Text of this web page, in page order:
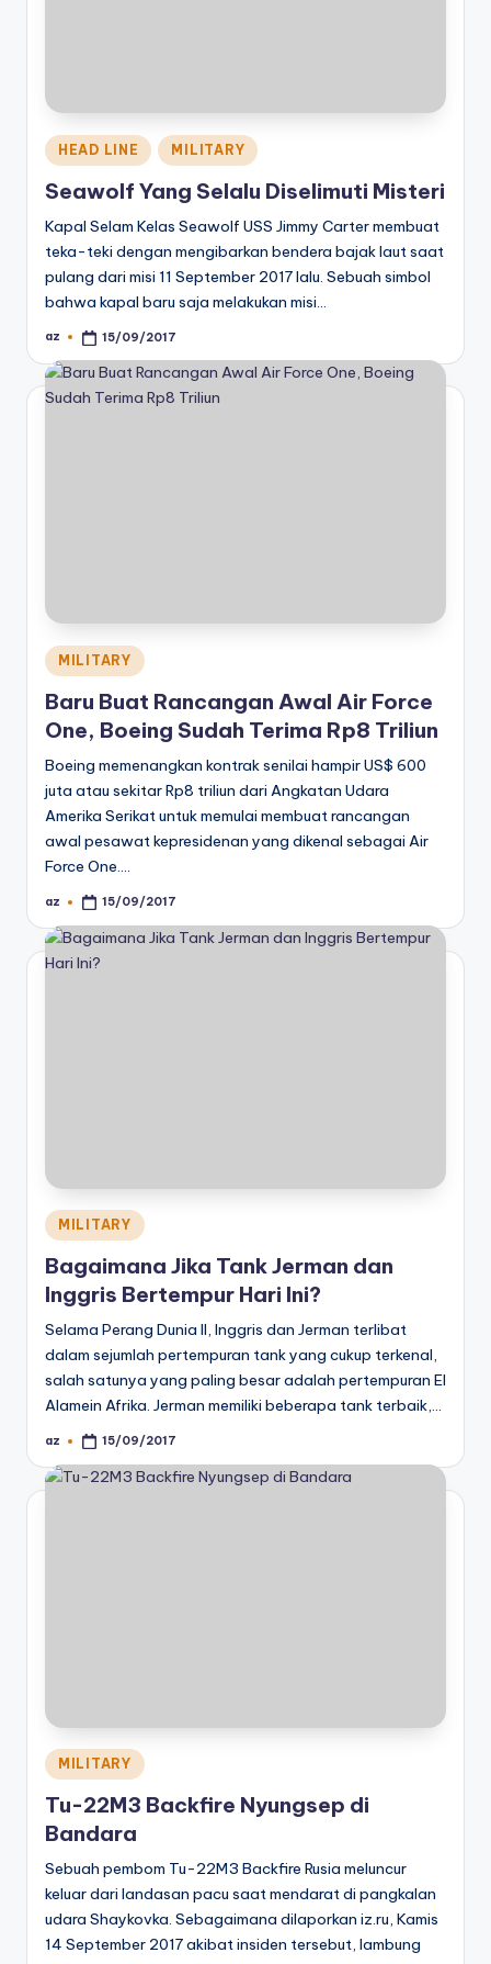
Posted
in
HEAD LINE MILITARY
Seawolf Yang Selalu Diselimuti Misteri
Kapal Selam Kelas Seawolf USS Jimmy Carter membuat
teka-teki dengan mengibarkan bendera bajak laut saat
pulang dari misi 11 September 2017 lalu. Sebuah simbol
bahwa kapal baru saja melakukan misi…
Posted
az 15/09/2017
Posted
in
MILITARY
Baru Buat Rancangan Awal Air Force
One, Boeing Sudah Terima Rp8 Triliun
Boeing memenangkan kontrak senilai hampir US$ 600
juta atau sekitar Rp8 triliun dari Angkatan Udara
Amerika Serikat untuk memulai membuat rancangan
awal pesawat kepresidenan yang dikenal sebagai Air
Force One.…
Posted
az 15/09/2017
Posted
in
MILITARY
Bagaimana Jika Tank Jerman dan
Inggris Bertempur Hari Ini?
Selama Perang Dunia II, Inggris dan Jerman terlibat
dalam sejumlah pertempuran tank yang cukup terkenal,
salah satunya yang paling besar adalah pertempuran El
Alamein Afrika. Jerman memiliki beberapa tank terbaik,…
Posted
az 15/09/2017
Posted
in
MILITARY
Tu-22M3 Backfire Nyungsep di
Bandara
Sebuah pembom Tu-22M3 Backfire Rusia meluncur
keluar dari landasan pacu saat mendarat di pangkalan
udara Shaykovka. Sebagaimana dilaporkan iz.ru, Kamis
14 September 2017 akibat insiden tersebut, lambung